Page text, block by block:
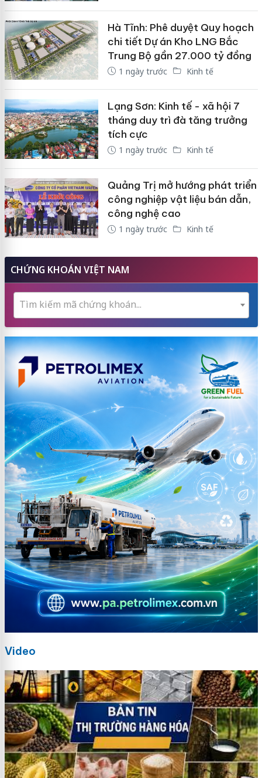
Hà Tĩnh: Phê duyệt Quy hoạch
chi tiết Dự án Kho LNG Bắc
Trung Bộ gần 27.000 tỷ đồng
1 ngày trước Kinh tế
Lạng Sơn: Kinh tế - xã hội 7
tháng duy trì đà tăng trưởng
tích cực
1 ngày trước Kinh tế
Quảng Trị mở hướng phát triển
công nghiệp vật liệu bán dẫn,
công nghệ cao
1 ngày trước Kinh tế
CHỨNG KHOÁN VIỆT NAM
Tìm kiếm mã chứng khoán...
Video